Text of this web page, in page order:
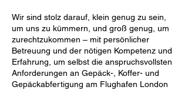
Wir sind stolz darauf, klein genug zu sein,
um uns zu kümmern, und groß genug, um
zurechtzukommen – mit persönlicher
Betreuung und der nötigen Kompetenz und
Erfahrung, um selbst die anspruchsvollsten
Anforderungen an Gepäck-, Koffer- und
Gepäckabfertigung am Flughafen London